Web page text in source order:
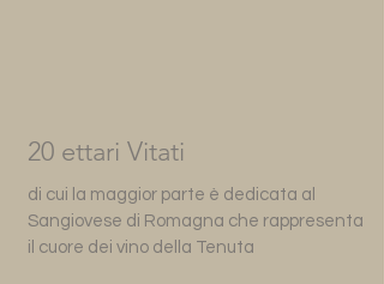
20 ettari Vitati
di cui la maggior parte è dedicata al
Sangiovese di Romagna che rappresenta
il cuore dei vino della Tenuta